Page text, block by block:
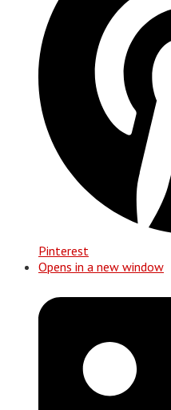
Pinterest
Opens in a new window